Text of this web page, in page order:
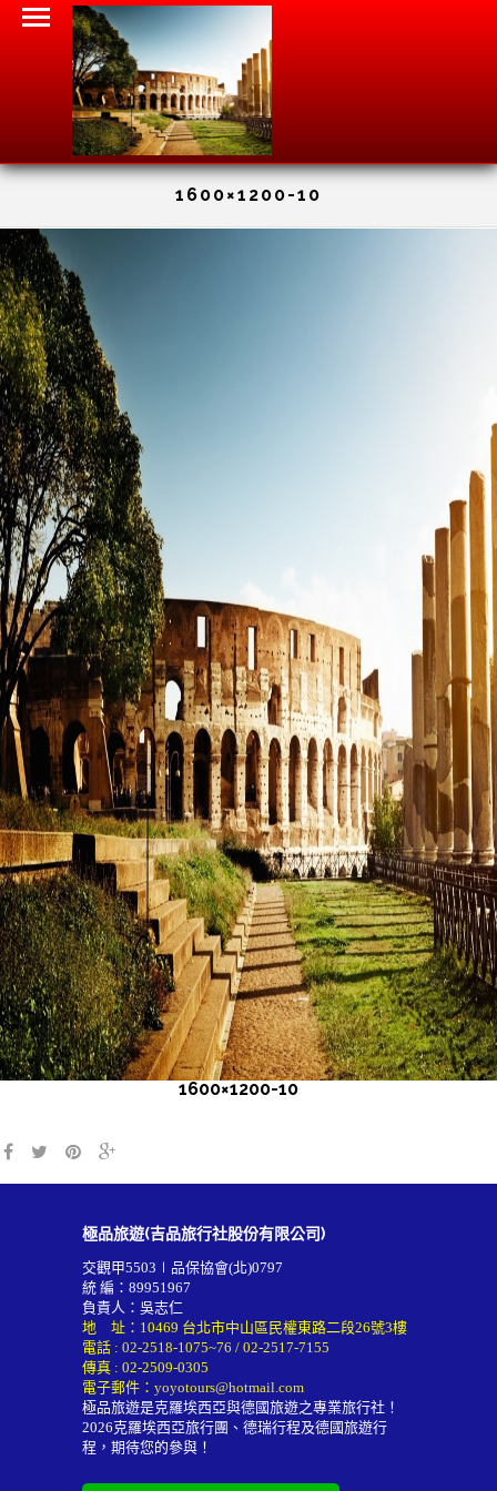
1600×1200-10
1600×1200-10
極品旅遊(吉品旅行社股份有限公司)
交觀甲5503∣品保協會(北)0797
統 編：89951967
負責人：吳志仁
地 址：10469 台北市中山區民權東路二段26號3樓
電話 : 02-2518-1075~76 / 02-2517-7155
傳真 : 02-2509-0305
電子郵件： yoyotours@hotmail.com
極品旅遊是克羅埃西亞與德國旅遊之專業旅行社！
2026克羅埃西亞旅行團 、德瑞行程及德國旅遊行
程 ，期待您的參與！